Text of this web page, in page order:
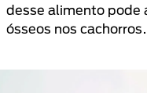
desse alimento pode
ósseos nos cachorros.